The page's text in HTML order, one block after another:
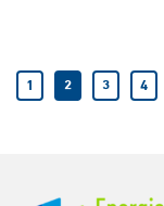
1 2 3 4